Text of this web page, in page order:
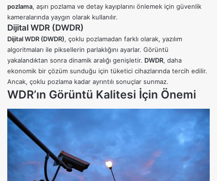
pozlama, aşırı pozlama ve detay kayıplarını önlemek için güvenlik
kameralarında yaygın olarak kullanılır.
Dijital WDR (DWDR)
Dijital WDR (DWDR), çoklu pozlamadan farklı olarak, yazılım
algoritmaları ile piksellerin parlaklığını ayarlar. Görüntü
yakalandıktan sonra dinamik aralığı genişletir. DWDR, daha
ekonomik bir çözüm sunduğu için tüketici cihazlarında tercih edilir.
Ancak, çoklu pozlama kadar ayrıntılı sonuçlar sunmaz.
WDR’ın Görüntü Kalitesi İçin Önemi